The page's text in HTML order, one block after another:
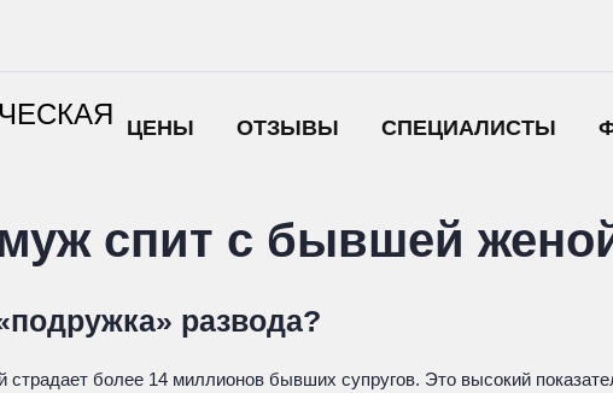
ЦЕНЫ ОТЗЫВЫ СПЕЦИАЛИСТЫ
спит с бывшей
развода?
страдает более 14 миллионов бывших супругов. Это высокий